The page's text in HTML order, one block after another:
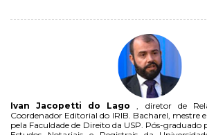
Ivan Jacopetti do Lago , diretor de
Coordenador Editorial do IRIB. Bacharel, mestre
pela Faculdade de Direito da USP. Pós-graduado